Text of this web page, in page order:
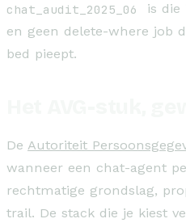
chat_audit_2025_06
is die
en geen delete-where job
bed pieept.
De Autoriteit
wanneer een chat-agent
rechtmatige grondslag,
trail. De stack die je kiest